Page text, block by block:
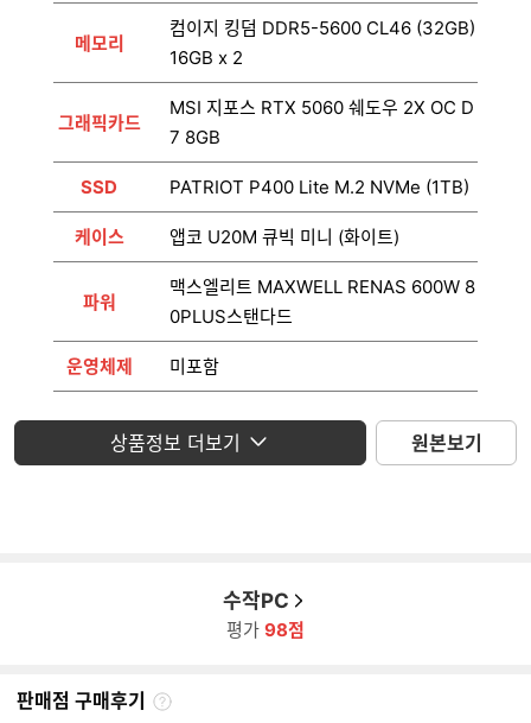
메모리
컴이지 킹덤 DDR5-5600 CL46 (32GB)
16GB x 2
그래픽카드
MSI 지포스 RTX 5060 쉐도우 2X OC D
7 8GB
SSD PATRIOT P400 Lite M.2 NVMe (1TB)
케이스 앱코 U20M 큐빅 미니 (화이트)
파워
맥스엘리트 MAXWELL RENAS 600W 8
0PLUS스탠다드
운영체제 미포함
모니터 미포함
상품정보 더보기 원본보기
수작PC
평가 98점
판매점 구매후기
판